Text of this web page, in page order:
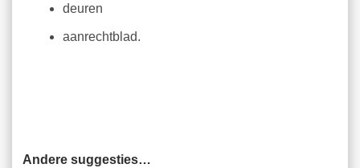
deuren
aanrechtblad.
Andere suggesties…